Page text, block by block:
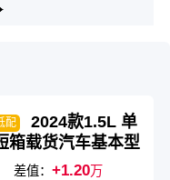
配
2024款1.5L 单
箱载货汽车基本型
差值： +1.20万